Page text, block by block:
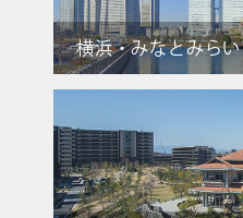
横浜・みなとみらい